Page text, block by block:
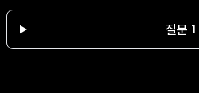
질문 1